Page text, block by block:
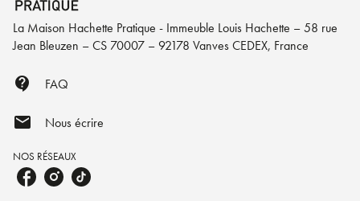
La Maison Hachette Pratique - Immeuble Louis Hachette – 58 rue
Jean Bleuzen – CS 70007 – 92178 Vanves CEDEX, France
contact_support FAQ
mail Nous écrire
NOS RÉSEAUX